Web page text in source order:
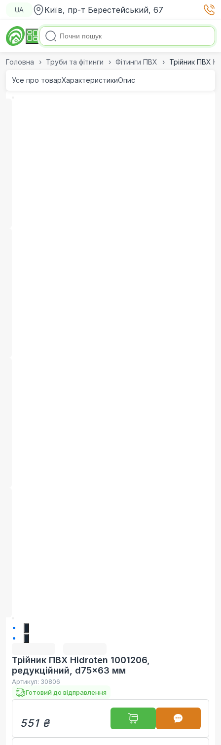
UA Київ, пр-т Берестейський, 67
Головна Труби та фітинги Фітинги ПВХ Трійник ПВХ
Усе про товарХарактеристикиОпис
Трійник ПВХ Hidroten 1001206,
редукційний, d75x63 мм
Артикул: 30806
Готовий до відправлення
551 ₴